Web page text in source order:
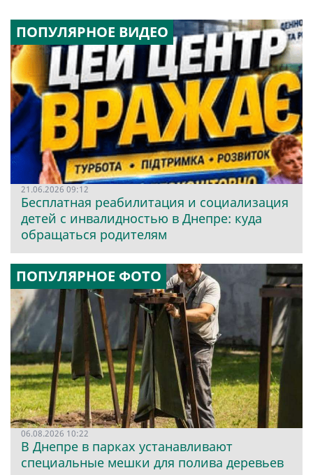
ПОПУЛЯРНОЕ ВИДЕО
21.06.2026 09:12
Бесплатная реабилитация и социализация
детей с инвалидностью в Днепре: куда
обращаться родителям
ПОПУЛЯРНОЕ ФОТО
06.08.2026 10:22
В Днепре в парках устанавливают
специальные мешки для полива деревьев